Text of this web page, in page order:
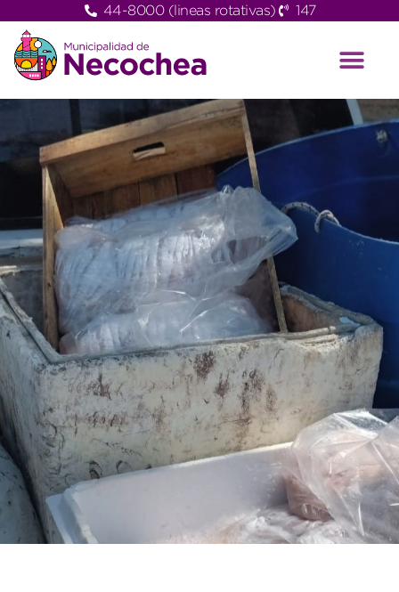
44-8000 (lineas rotativas) 147